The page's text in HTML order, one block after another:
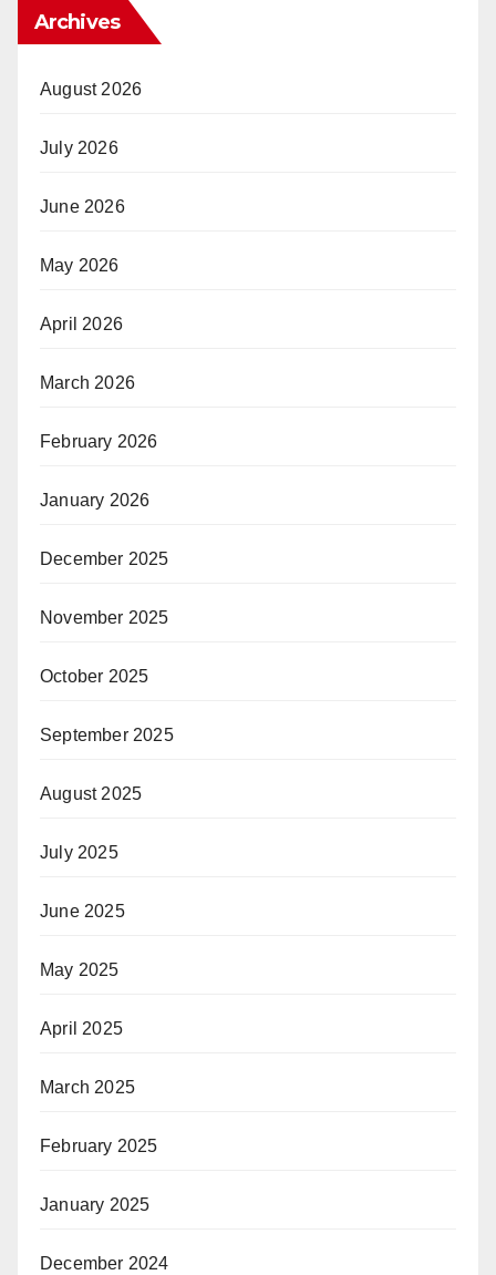
Archives
August 2026
July 2026
June 2026
May 2026
April 2026
March 2026
February 2026
January 2026
December 2025
November 2025
October 2025
September 2025
August 2025
July 2025
June 2025
May 2025
April 2025
March 2025
February 2025
January 2025
December 2024